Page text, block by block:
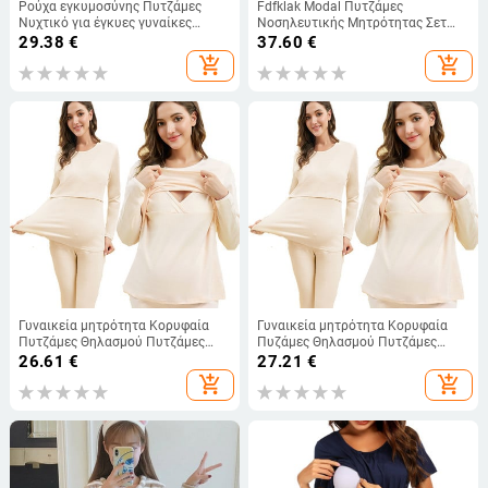
Ρούχα εγκυμοσύνης Πυτζάμες
Νυχτικό για έγκυες γυναίκες
Κοντό μανίκι Φόρεμα Vestido
Εγκυμοσύνη Νυχτικά Θηλασμού
Πυζά
29.38 €
add_shopping_cart
Fdfklak Modal Πυτζάμες
Νοσηλευτικής Μητρότητας Σετ
Πυτζάμες Κοντό μανίκι 2 ΤΕΜ
Ρούχα θηλασμού για έγκυες
γυναίκες
37.60 €
add_shopping_cart
Γυναικεία μητρότητα Κορυφαία
Πυτζάμες Θηλασμού Πυτζάμες
Εσωτερικά Βαμβακερά
εγκυμοσύνης Mujer
26.61 €
add_shopping_cart
Γυναικεία μητρότητα Κορυφαία
Πυζάμες Θηλασμού Πυτζάμες
Εσωτερικά Βαμβακερά
αναπνεύσιμα T-shirt Νέο 2023
Pregnancy Mujer
27.21 €
add_shopping_cart